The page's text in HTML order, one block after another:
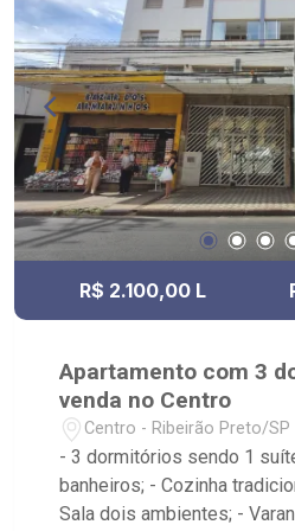
R$ 2.100,00 L
Apartamento com 3
venda no Centro
Centro - Ribeirão Preto/SP
- 3 dormitórios sendo 1 suíte
banheiros; - Cozinha
Sala dois ambientes; - Varanda; - Lavabo; - Área